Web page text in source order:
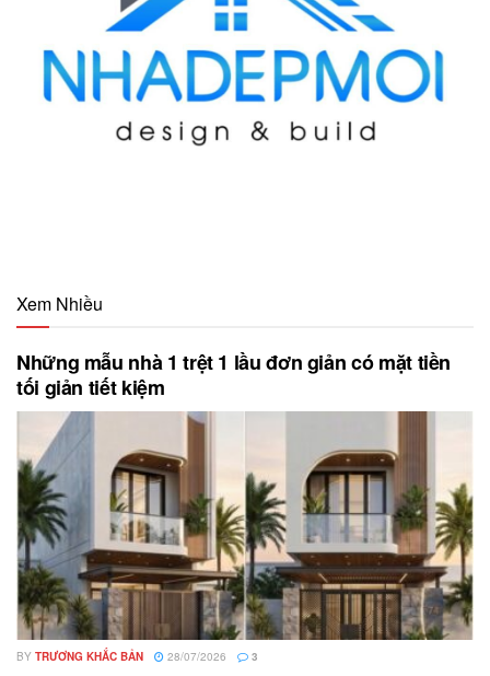
Xem Nhiều
Những mẫu nhà 1 trệt 1 lầu đơn giản có mặt tiền
tối giản tiết kiệm
BY TRƯƠNG KHẮC BẢN 28/07/2026 3